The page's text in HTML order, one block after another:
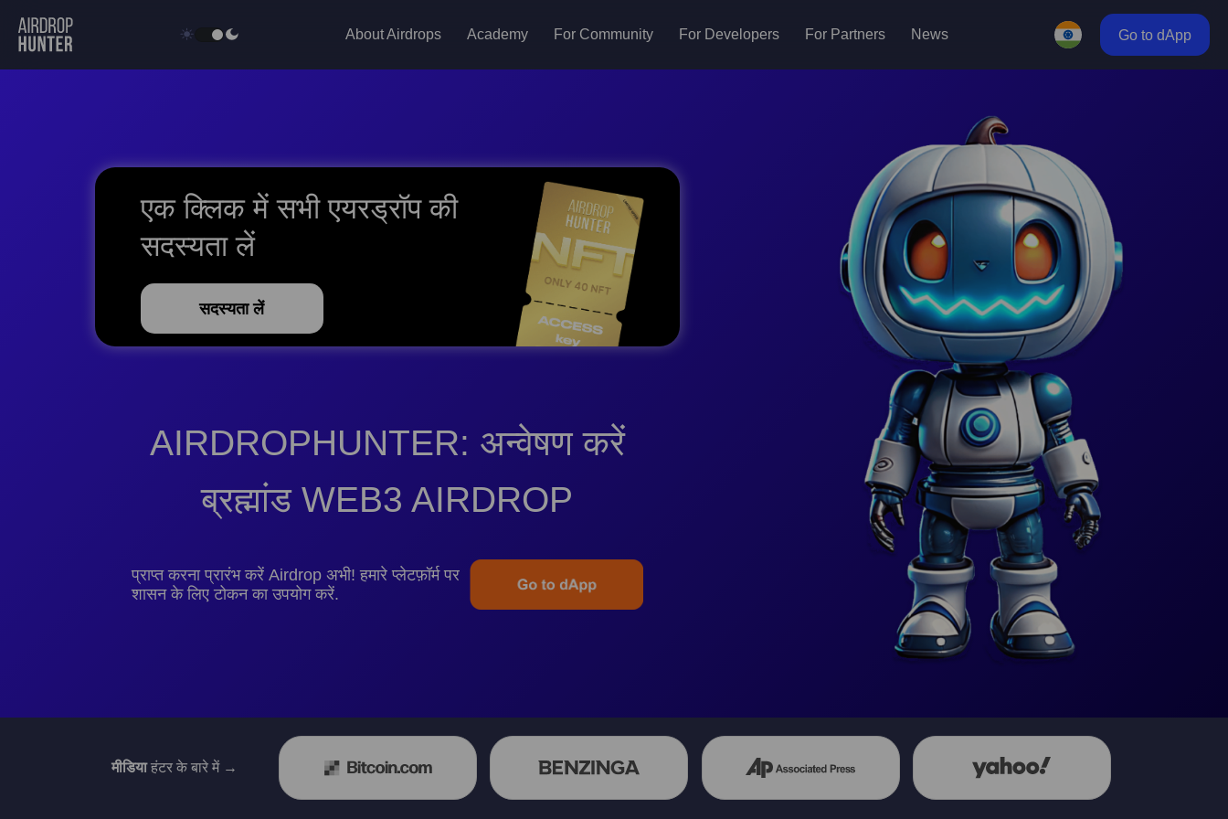
About Airdrops Academy For Community For Developers For Partners News Go to dApp
एक क्लिक में सभी एयरड्रॉप की
सदस्यता लें
सदस्यता लें
AIRDROPHUNTER: अन्वेषण करें
ब्रह्मांड WEB3 AIRDROP
प्राप्त करना प्रारंभ करें Airdrop अभी! हमारे प्लेटफ़ॉर्म पर
शासन के लिए टोकन का उपयोग करें.
मीडियाहंटर के बारे में →